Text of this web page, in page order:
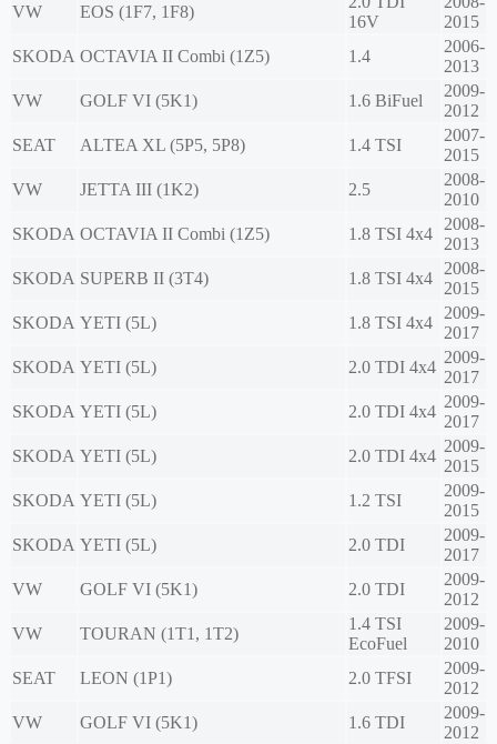
VW EOS (1F7, 1F8)
16V
2015
SKODA OCTAVIA II Combi (1Z5) 1.4
2006-
2013
VW
GOLF VI (5K1) 1.6 BiFuel
2009-
2012
SEAT
ALTEA XL (5P5, 5P8) 1.4 TSI
2007-
2015
VW
JETTA III (1K2) 2.5
2008-
2010
SKODA OCTAVIA II Combi (1Z5) 1.8 TSI 4x4
2008-
2013
SKODA SUPERB II (3T4) 1.8 TSI 4x4
2008-
2015
SKODA YETI (5L) 1.8 TSI 4x4
2009-
2017
SKODA YETI (5L) 2.0 TDI 4x4
2009-
2017
SKODA YETI (5L) 2.0 TDI 4x4
2009-
2017
SKODA YETI (5L) 2.0 TDI 4x4
2009-
2015
SKODA YETI (5L) 1.2 TSI
2009-
2015
SKODA YETI (5L) 2.0 TDI
2009-
2017
VW
GOLF VI (5K1) 2.0 TDI
2009-
2012
VW
TOURAN (1T1, 1T2)
1.4 TSI
EcoFuel
2009-
2010
SEAT
LEON (1P1) 2.0 TFSI
2009-
2012
VW
GOLF VI (5K1) 1.6 TDI
2009-
2012